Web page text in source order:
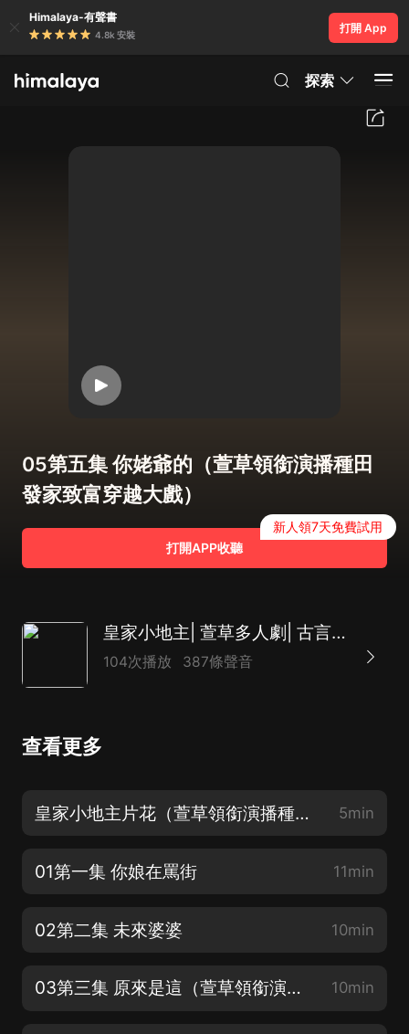
Himalaya-有聲書
4.8k 安裝
打開 App
探索
05第五集 你姥爺的（萱草領銜演播種田
發家致富穿越大戲）
打開APP收聽
新人領7天免費試用
皇家小地主| 萱草多人劇| 古言穿書種田
104次播放 387條聲音
查看更多
皇家小地主片花（萱草領銜演播種田發家致富穿越大戲） 5min
01第一集 你娘在罵街 11min
02第二集 未來婆婆 10min
03第三集 原來是這（萱草領銜演播種田發家致富穿越大戲） 10min